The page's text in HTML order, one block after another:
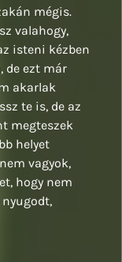
mégis.
valahogy,
isteni kézben
de ezt már
akarlak
te is, de az
megteszek
helyet
vagyok,
hogy nem
nyugodt,